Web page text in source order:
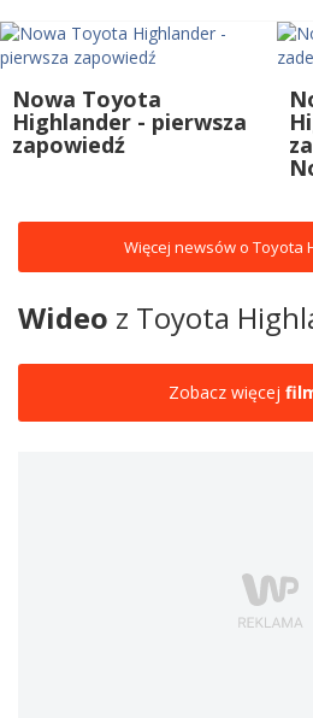
Nowa Toyota
Highlander - pierwsza
zapowiedź
Więcej newsów o Toyota
Wideo z Toyota
Zobacz więcej